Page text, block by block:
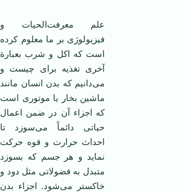
علم معرفت‌الحیات و
فیزیولوژی بر ما معلوم کرده
است که اکل و شرب بعبارة‌
آخری تغذیه برای چیست و
می‌دانیم که بدن انسان مانند
ماشین بخار یا موتوری است
که اجزاء آن در ضمن اعمال
حیاتی دائماً می‌سوزد تا
احداث حرارت و قوه حرکت
نماید و هر جسم که بسوزد
متبدل به فضولاتی مثل دود و
خاکستر می‌شود. اجزاء بدن